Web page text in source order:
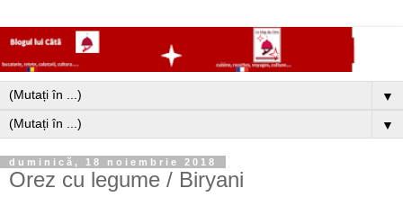
▼
▼
duminică, 18 noiembrie 2018
Orez cu legume / Biryani